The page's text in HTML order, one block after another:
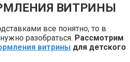
ВИТРИНЫ
все понятно, то в
разобраться. Рассмотрим
витрины для детского